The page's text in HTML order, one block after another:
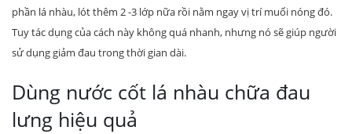
phần lá nhàu, lót thêm 2 -3 lớp nữa rồi nằm ngay vị trí muối nóng đó.
Tuy tác dụng của cách này không quá nhanh, nhưng nó sẽ giúp người
sử dụng giảm đau trong thời gian dài.
Dùng nước cốt lá nhàu chữa đau
lưng hiệu quả